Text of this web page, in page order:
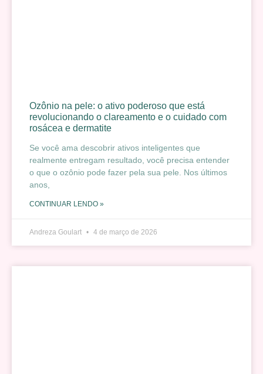
Ozônio na pele: o ativo poderoso que está
revolucionando o clareamento e o cuidado com
rosácea e dermatite
Se você ama descobrir ativos inteligentes que
realmente entregam resultado, você precisa entender
o que o ozônio pode fazer pela sua pele. Nos últimos
anos,
CONTINUAR LENDO »
Andreza Goulart 4 de março de 2026